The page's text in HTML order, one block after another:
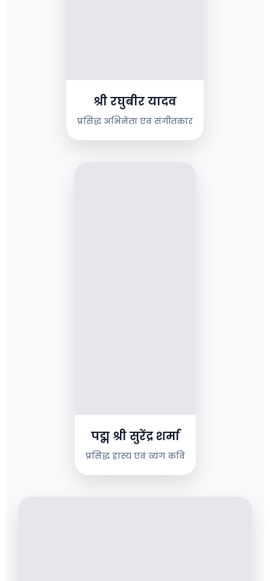
श्री रघुबीर यादव
प्रसिद्ध अभिनेता एवं संगीतकार
पद्म श्री सुरेंद्र शर्मा
प्रसिद्ध हास्य एवं व्यंग कवि